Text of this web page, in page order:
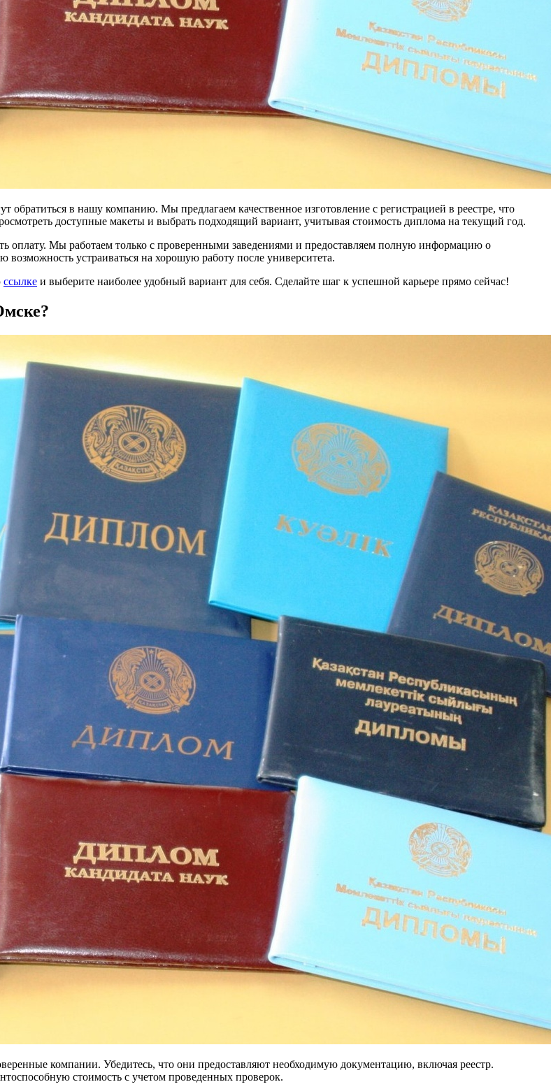
в нашу компанию. Мы предлагаем качественное изготовление с регистрацией в реестре, что
доступные макеты и выбрать подходящий вариант, учитывая стоимость диплома на текущий год.
оплату. Мы работаем только с проверенными заведениями и предоставляем полную информацию о
устраиваться на хорошую работу после университета.
ссылке и выберите наиболее удобный вариант для себя. Сделайте шаг к успешной карьере прямо сейчас!
компании. Убедитесь, что они предоставляют необходимую документацию, включая реестр.
стоимость с учетом проведенных проверок.